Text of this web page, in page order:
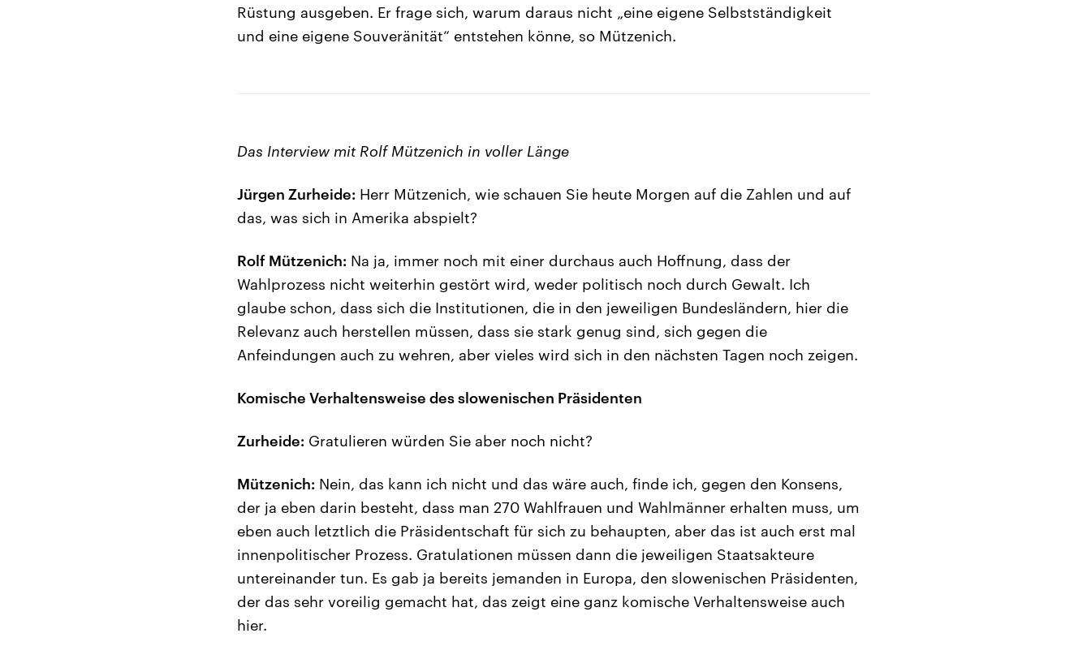
Rüstung ausgeben. Er frage sich, warum daraus nicht „eine eigene Selbstständigkeit
und eine eigene Souveränität“ entstehen könne, so Mützenich.
Das Interview mit Rolf Mützenich in voller Länge
Jürgen Zurheide: Herr Mützenich, wie schauen Sie heute Morgen auf die Zahlen und auf
das, was sich in Amerika abspielt?
Rolf Mützenich: Na ja, immer noch mit einer durchaus auch Hoffnung, dass der
Wahlprozess nicht weiterhin gestört wird, weder politisch noch durch Gewalt. Ich
glaube schon, dass sich die Institutionen, die in den jeweiligen Bundesländern, hier die
Relevanz auch herstellen müssen, dass sie stark genug sind, sich gegen die
Anfeindungen auch zu wehren, aber vieles wird sich in den nächsten Tagen noch zeigen.
Komische Verhaltensweise des slowenischen Präsidenten
Zurheide: Gratulieren würden Sie aber noch nicht?
Mützenich: Nein, das kann ich nicht und das wäre auch, finde ich, gegen den Konsens,
der ja eben darin besteht, dass man 270 Wahlfrauen und Wahlmänner erhalten muss, um
eben auch letztlich die Präsidentschaft für sich zu behaupten, aber das ist auch erst mal
innenpolitischer Prozess. Gratulationen müssen dann die jeweiligen Staatsakteure
untereinander tun. Es gab ja bereits jemanden in Europa, den slowenischen Präsidenten,
der das sehr voreilig gemacht hat, das zeigt eine ganz komische Verhaltensweise auch
hier.